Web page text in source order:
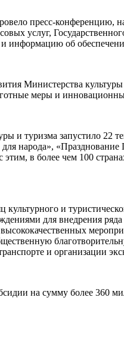
пресс-конференцию,
услуг,
информацию об
Министерства
меры и
и туризма запустило
народа»,
в более чем 100
и
для внедрения
и организации
на сумму более 360